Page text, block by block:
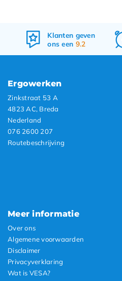
Voor 17.00 uur besteld,
morgen in huis
Ergowerken
Zinkstraat 53 A
4823 AC, Breda
Nederland
076 2600 207
Routebeschrijving
Meer informatie
Over ons
Algemene voorwaarden
Disclaimer
Privacyverklaring
Wat is VESA?